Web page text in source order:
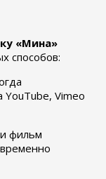
«Мина»
способов:
Vimeo
фильм
временно